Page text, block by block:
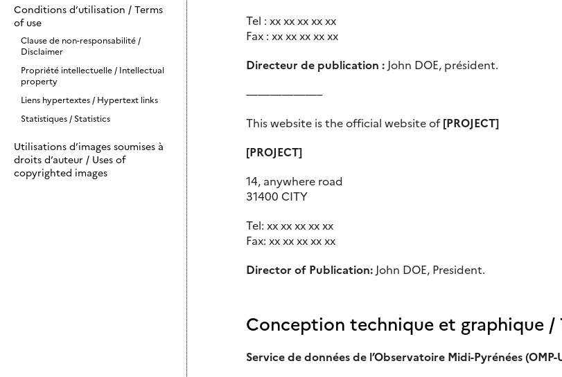
Conditions d’utilisation / Terms
of use
Clause de non-responsabilité /
Disclaimer
Propriété intellectuelle / Intellectual
property
Liens hypertextes / Hypertext links
Statistiques / Statistics
Utilisations d’images soumises à
droits d’auteur / Uses of
copyrighted images
Tel : xx xx xx xx xx
Fax : xx xx xx xx xx
Directeur de publication :John DOE, président.
——————–
This website is the official website of[PROJECT]
[PROJECT]
14, anywhere road
31400 CITY
Tel: xx xx xx xx xx
Fax: xx xx xx xx xx
Director of Publication:John DOE, President.
Conception technique et graphique /
Service de données de l’Observatoire Midi-Pyrénées (OMP-